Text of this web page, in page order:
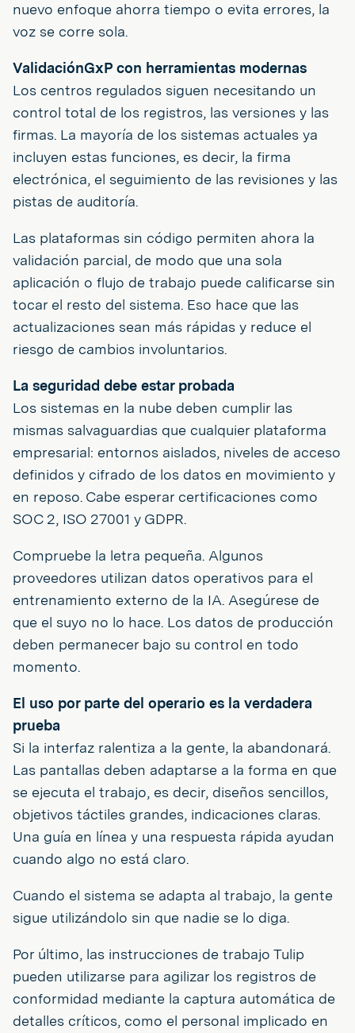
nuevo enfoque ahorra tiempo o evita errores, la
voz se corre sola.
ValidaciónGxP con herramientas modernas
Los centros regulados siguen necesitando un
control total de los registros, las versiones y las
firmas. La mayoría de los sistemas actuales ya
incluyen estas funciones, es decir, la firma
electrónica, el seguimiento de las revisiones y las
pistas de auditoría.
Las plataformas sin código permiten ahora la
validación parcial, de modo que una sola
aplicación o flujo de trabajo puede calificarse sin
tocar el resto del sistema. Eso hace que las
actualizaciones sean más rápidas y reduce el
riesgo de cambios involuntarios.
La seguridad debe estar probada
Los sistemas en la nube deben cumplir las
mismas salvaguardias que cualquier plataforma
empresarial: entornos aislados, niveles de acceso
definidos y cifrado de los datos en movimiento y
en reposo. Cabe esperar certificaciones como
SOC 2, ISO 27001 y GDPR.
Compruebe la letra pequeña. Algunos
proveedores utilizan datos operativos para el
entrenamiento externo de la IA. Asegúrese de
que el suyo no lo hace. Los datos de producción
deben permanecer bajo su control en todo
momento.
El uso por parte del operario es la verdadera
prueba
Si la interfaz ralentiza a la gente, la abandonará.
Las pantallas deben adaptarse a la forma en que
se ejecuta el trabajo, es decir, diseños sencillos,
objetivos táctiles grandes, indicaciones claras.
Una guía en línea y una respuesta rápida ayudan
cuando algo no está claro.
Cuando el sistema se adapta al trabajo, la gente
sigue utilizándolo sin que nadie se lo diga.
Por último, las instrucciones de trabajo Tulip
pueden utilizarse para agilizar los registros de
conformidad mediante la captura automática de
detalles críticos, como el personal implicado en